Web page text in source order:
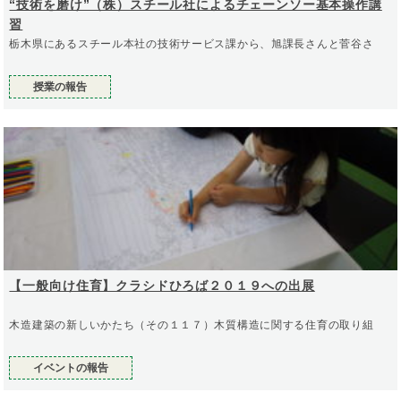
“技術を磨け”（株）スチール社によるチェーンソー基本操作講
習
栃木県にあるスチール本社の技術サービス課から、旭課長さんと菅谷さ
授業の報告
【一般向け住育】クラシドひろば２０１９への出展
木造建築の新しいかたち（その１１７）木質構造に関する住育の取り組
イベントの報告